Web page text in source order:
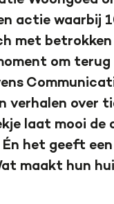
actie waarbij
met betrokken
om terug
verhalen over
laat mooi de
het geeft
maakt hun